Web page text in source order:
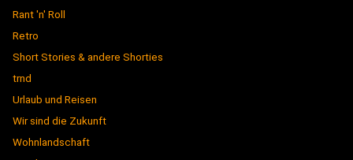
Rant 'n' Roll
Retro
Short Stories & andere Shorties
trnd
Urlaub und Reisen
Wir sind die Zukunft
Wohnlandschaft